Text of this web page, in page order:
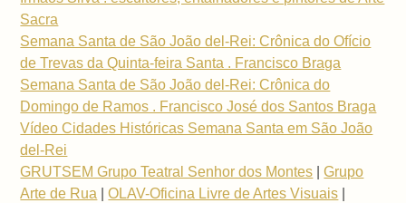
Sacra
Semana Santa de São João del-Rei: Crônica do Ofício
de Trevas da Quinta-feira Santa . Francisco Braga
Semana Santa de São João del-Rei: Crônica do
Domingo de Ramos . Francisco José dos Santos Braga
Vídeo Cidades Históricas Semana Santa em São João
del-Rei
GRUTSEM Grupo Teatral Senhor dos Montes |Grupo
Arte de Rua |OLAV-Oficina Livre de Artes Visuais